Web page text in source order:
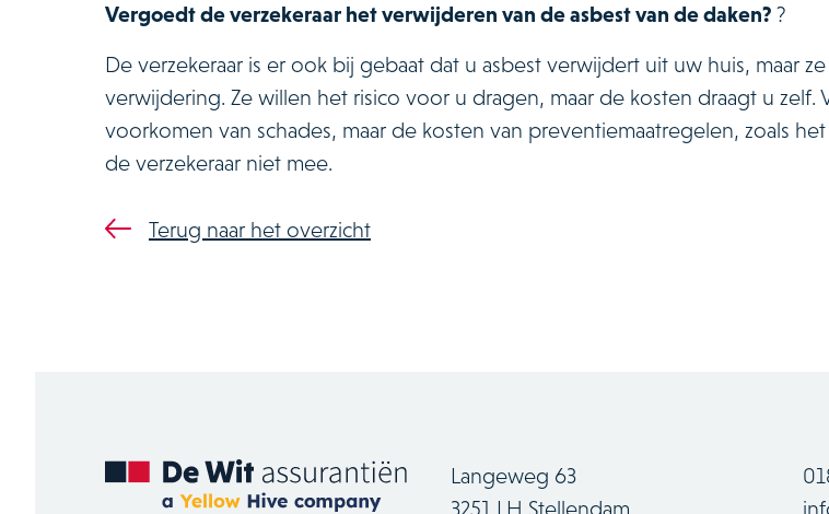
Vergoedt de verzekeraar het verwijderen van de asbest van de daken? ?
De verzekeraar is er ook bij gebaat dat u asbest verwijdert uit uw huis, maar
verwijdering. Ze willen het risico voor u dragen, maar de kosten draagt u zelf.
voorkomen van schades, maar de kosten van preventiemaatregelen, zoals
de verzekeraar niet mee.
Terug naar het overzicht
Langeweg 63
3251 LH Stellendam